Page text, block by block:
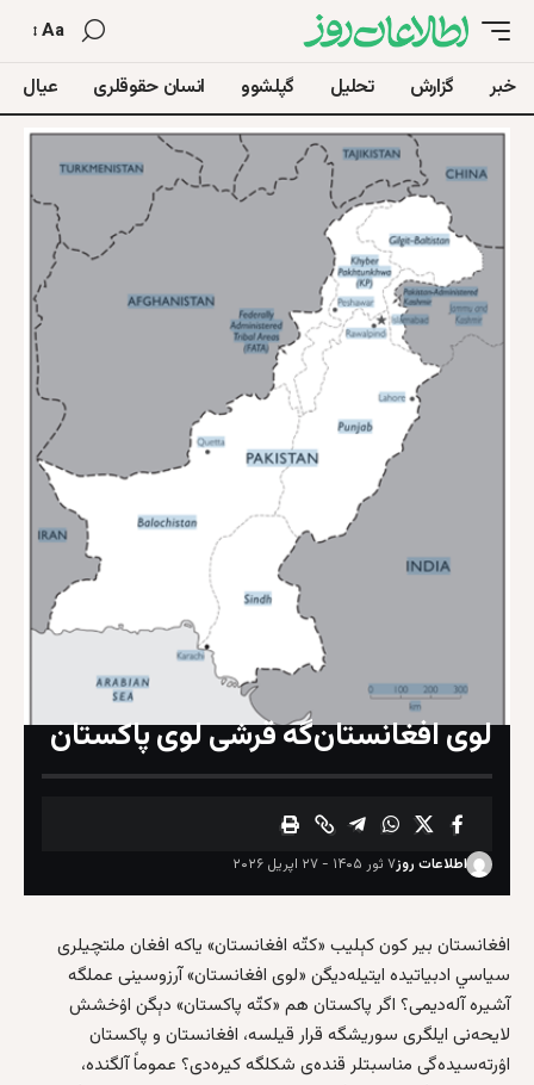
Aa
خبر گزارش تحلیل گپلشوو انسان حقوقلری عیال
لوی افغانستان‌گه قرشی لوی پاکستان
اطلاعات روز۷ ثور ۱۴۰۵ - ۲۷ اپریل ۲۰۲۶
افغانستان بیر کون کېلیب «کتّه‌ افغانستان» یاکه افغان ملتچیلری
سیاسي ادبیاتیده ایتیله‌دیگن «لوی افغانستان» آرزوسینی عملگه
آشیره آله‌دیمی؟ اگر پاکستان هم «کتّه‌ پاکستان» دېگن اۉخشش
لایحه‌نی ایلگری سوریشگه قرار قیلسه، افغانستان و پاکستان
اۉرته‌سیده‌گی مناسبتلر قنده‌ی شکلگه کیره‌دی؟ عموماً آلگنده،